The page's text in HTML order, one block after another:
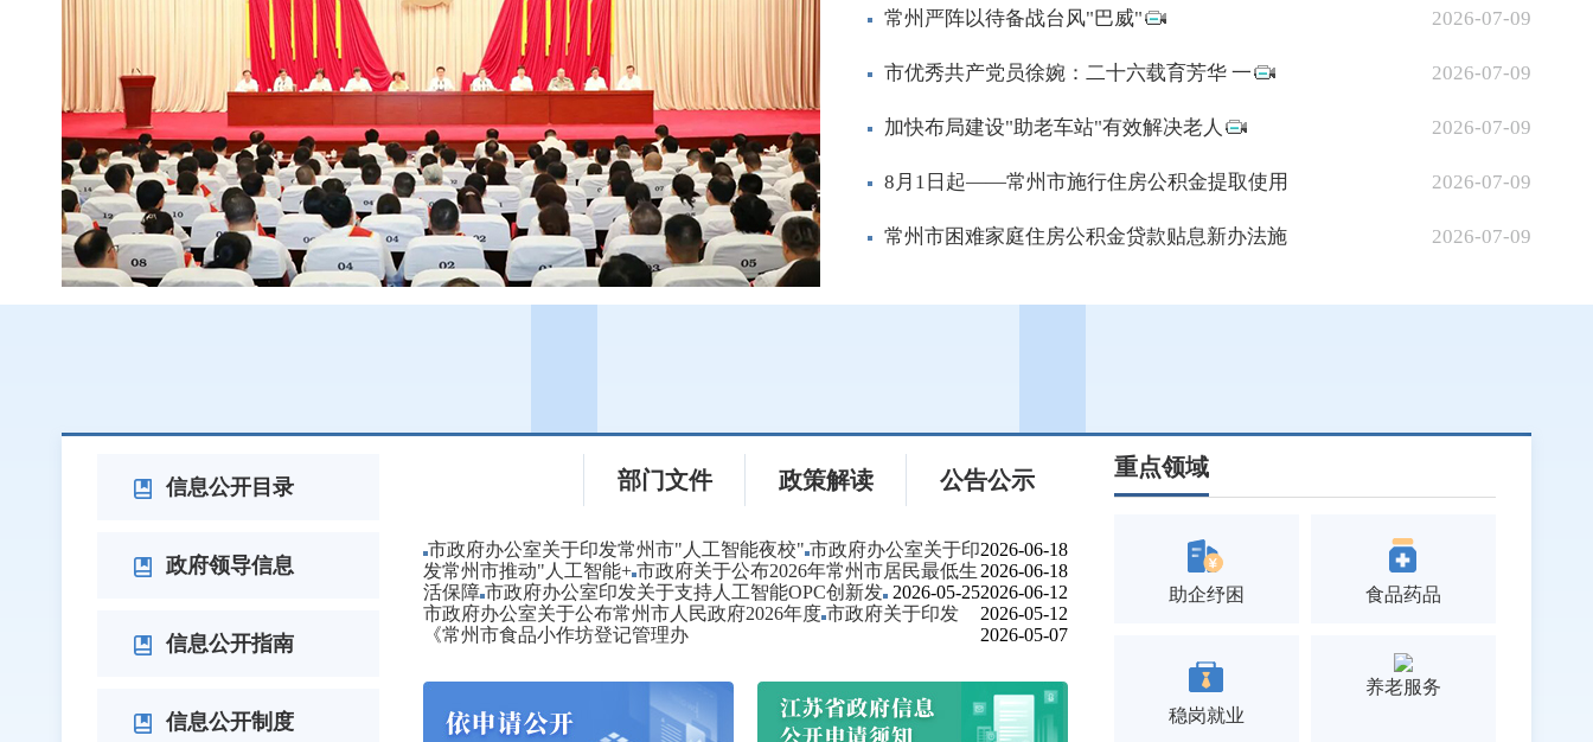
常州严阵以待备战台风"巴威" 2026-07-09
市优秀共产党员徐婉：二十六载育芳华 一 2026-07-09
加快布局建设"助老车站"有效解决老人 2026-07-09
8月1日起——常州市施行住房公积金提取使用 2026-07-09
常州市困难家庭住房公积金贷款贴息新办法施 2026-07-09
信息公开目录
政府领导信息
信息公开指南
信息公开制度
部门文件 政策解读 公告公示
市政府办公室关于印发常州市"人工智能夜校" 2026-06-18
市政府办公室关于印
发常州市推动"人工智能+
2026-06-18
市政府关于公布2026年常州市居民最低生
活保障
2026-06-12
市政府办公室印发关于支持人工智能OPC创新发 2026-05-25
市政府办公室关于公布常州市人民政府2026年度
2026-05-12
市政府关于印发
《常州市食品小作坊登记管理办
2026-05-07
重点领域
助企纾困 食品药品
稳岗就业
养老服务